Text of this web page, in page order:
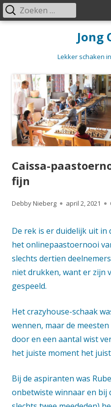
Jong
Lekker schaken
Primair
Zoeken
naar:
Caissa-
fijn
Auteur
Debby Nieberg
Gepubliceerd
april 2, 2021
De rek is er duidelijk uit in
het onlinepaastoernooi
slechts dertien
niet drukken, want er zijn
gespeeld.
Het crazyhouse-schaak
wennen, maar de
door en een aantal wist
het juiste moment het
Bij de aspiranten was
onbetwiste winnaar en bij